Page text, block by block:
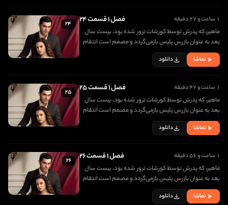
۱ ساعت و ۲۷ دقیقه فصل ۱ قسمت ۲۴
ماهیر، که پدرش توسط کورشات ترور شده بود، بیست سال
بعد به عنوان بازرس پلیس بازمی‌گردد و مصمم است انتقام
مرگ پدرش را بگیرد. در اولین روز بازگشتش، با دختری زیبا به
نام جانفزا برخورد کرده و عاشق او می شود
تماشا دانلود
۲۴
۱ ساعت و ۴۷ دقیقه فصل ۱ قسمت ۲۵
ماهیر، که پدرش توسط کورشات ترور شده بود، بیست سال
بعد به عنوان بازرس پلیس بازمی‌گردد و مصمم است انتقام
مرگ پدرش را بگیرد. در اولین روز بازگشتش، با دختری زیبا به
نام جانفزا برخورد کرده و عاشق او می شود
تماشا دانلود
۲۵
۱ ساعت و ۵۶ دقیقه فصل ۱ قسمت ۲۶
ماهیر، که پدرش توسط کورشات ترور شده بود، بیست سال
بعد به عنوان بازرس پلیس بازمی‌گردد و مصمم است انتقام
مرگ پدرش را بگیرد. در اولین روز بازگشتش، با دختری زیبا به
نام جانفزا برخورد کرده و عاشق او می شود
تماشا دانلود
۲۶